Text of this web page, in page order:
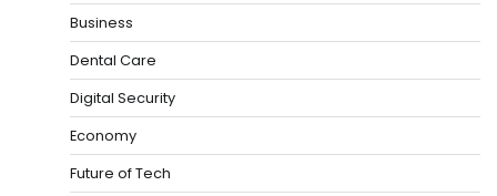
Business
Dental Care
Digital Security
Economy
Future of Tech